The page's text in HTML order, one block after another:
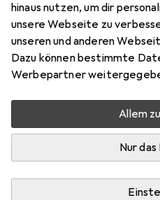
hinaus nutzen, um dir
unsere Webseite zu
unseren und anderen
Dazu können bestimmte
Werbepartner
Allem
Nur
Zubehör für
21 cm 1.5 l +
Set of 2 bowls 21 cm 1.5 l +
Kategorie Futternapf
Produktliste